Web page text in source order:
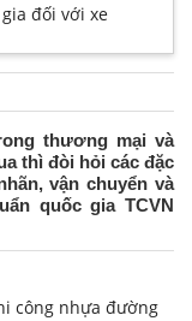
đối với xe
thương mại và
thì đòi hỏi các đặc
vận chuyển và
quốc gia TCVN
công nhựa đường